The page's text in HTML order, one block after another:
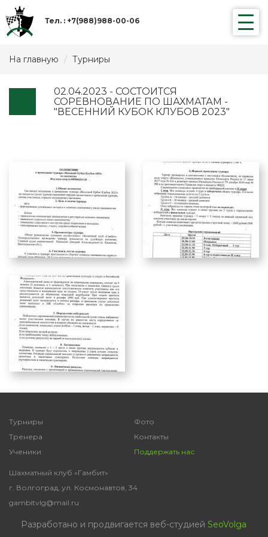
Тел. : +7(988)988-00-06
Toggle
На главную Турниры
02.04.2023 - СОСТОИТСЯ
СОРЕВНОВАНИЕ ПО ШАХМАТАМ -
"ВЕСЕННИЙ КУБОК КЛУБОВ 2023"
Турниры
Тренера
Ученики
Фото
Контакты
Поддержать нас
Шахматный клуб «Гамбит»
г. Волгоград, ул. Космонавтов, 34
gambitvlg@mail.ru
Разработано и продвигается веб-студией SeoVolga